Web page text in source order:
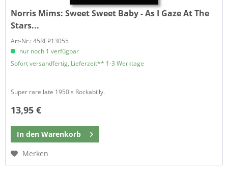
Norris Mims:Sweet Sweet Baby - As I Gaze At The
Stars...
Art-Nr.: 45REP13055
nur noch 1 verfügbar
Sofort versandfertig, Lieferzeit** 1-3 Werktage
Super rare late 1950's Rockabilly.
13,95 €
In den Warenkorb
Merken